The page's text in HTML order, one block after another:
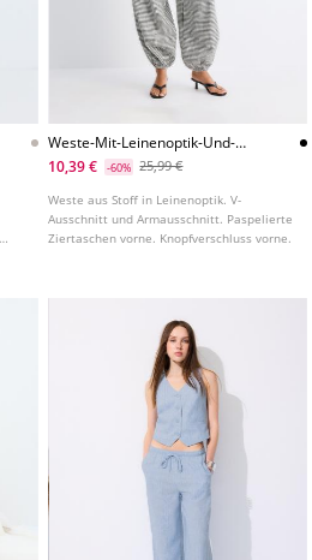
Weste-Mit-Leinenoptik-Und-
Knopfen
10,39 € -60% 25,99 €
Weste aus Stoff in Leinenoptik. V-
Ausschnitt und Armausschnitt. Paspelierte
Ziertaschen vorne. Knopfverschluss vorne.